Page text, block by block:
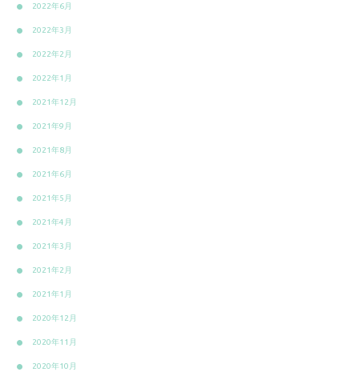
2022年6月
2022年3月
2022年2月
2022年1月
2021年12月
2021年9月
2021年8月
2021年6月
2021年5月
2021年4月
2021年3月
2021年2月
2021年1月
2020年12月
2020年11月
2020年10月